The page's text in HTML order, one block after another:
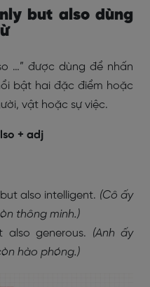
but also dùng
…” được dùng để nhấn
bật hai đặc điểm hoặc
vật hoặc sự việc.
+ adj
also intelligent. (Cô ấy
thông minh.)
also generous. (Anh ấy
hào phóng.)